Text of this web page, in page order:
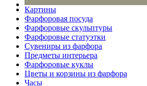
Картины
Фарфоровая посуда
Фарфоровые скульптуры
Фарфоровые статуэтки
Сувениры из фарфора
Предметы интерьера
Фарфоровые куклы
Цветы и корзины из фарфора
Часы